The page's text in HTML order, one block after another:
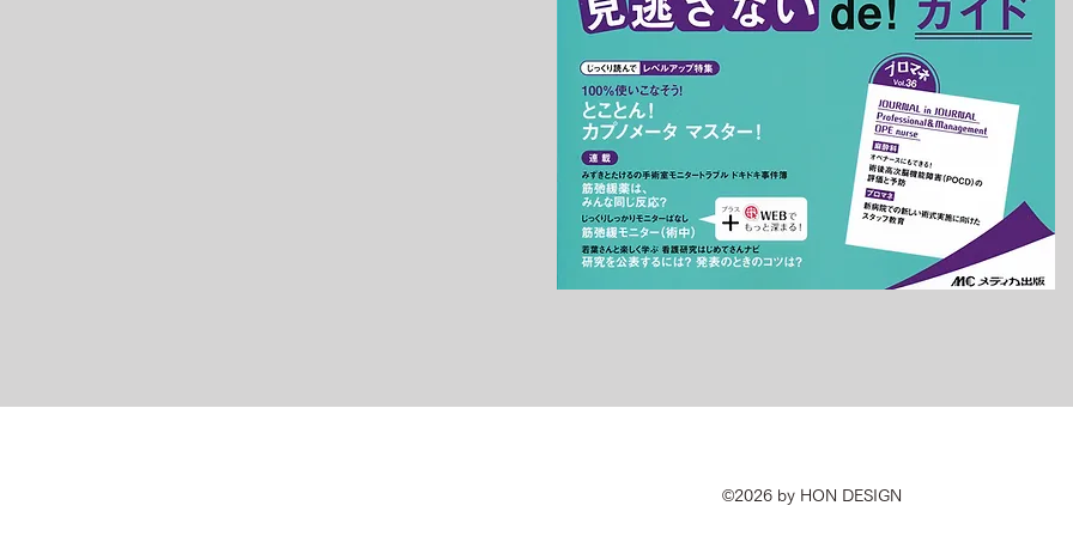
©2026 by HON DESIGN